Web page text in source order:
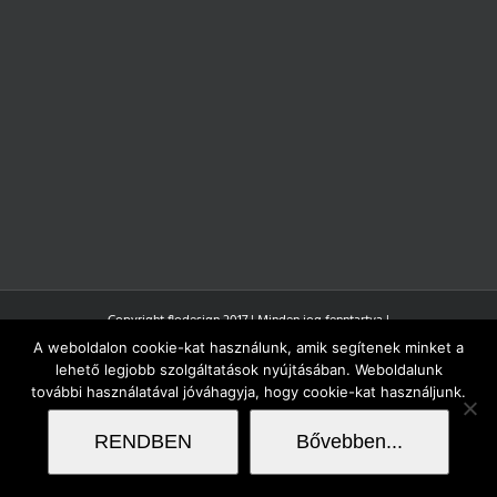
Copyright flodesign 2017 | Minden jog fenntartva |
A weboldalon cookie-kat használunk, amik segítenek minket a
lehető legjobb szolgáltatások nyújtásában. Weboldalunk
további használatával jóváhagyja, hogy cookie-kat használjunk.
RENDBEN Bővebben...